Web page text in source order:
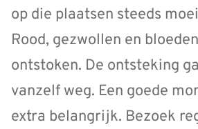
op die plaatsen steeds
Rood, gezwollen en
ontstoken. De ontsteking
vanzelf weg. Een goede
extra belangrijk. Bezoek